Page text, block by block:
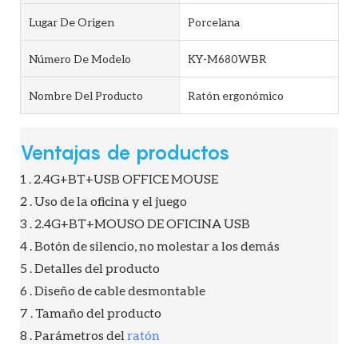
Lugar De Origen Porcelana
Número De Modelo KY-M680WBR
Nombre Del Producto Ratón ergonómico
Ventajas de productos
1 . 2.4G+BT+USB OFFICE MOUSE
2 . Uso de la oficina y el juego
3 . 2.4G+BT+MOUSO DE OFICINA USB
4 . Botón de silencio, no molestar a los demás
5 . Detalles del producto
6 . Diseño de cable desmontable
7 . Tamaño del producto
8 . Parámetros del ratón